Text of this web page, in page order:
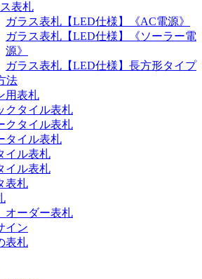
表札
ガラス表札【LED仕様】《AC電源》
ガラス表札【LED仕様】《ソーラー電
源》
ガラス表札【LED仕様】長方形タイプ
法
用表札
クタイル表札
クタイル表札
タイル表札
イル表札
イル表札
表札
ーダー表札
イン
表札